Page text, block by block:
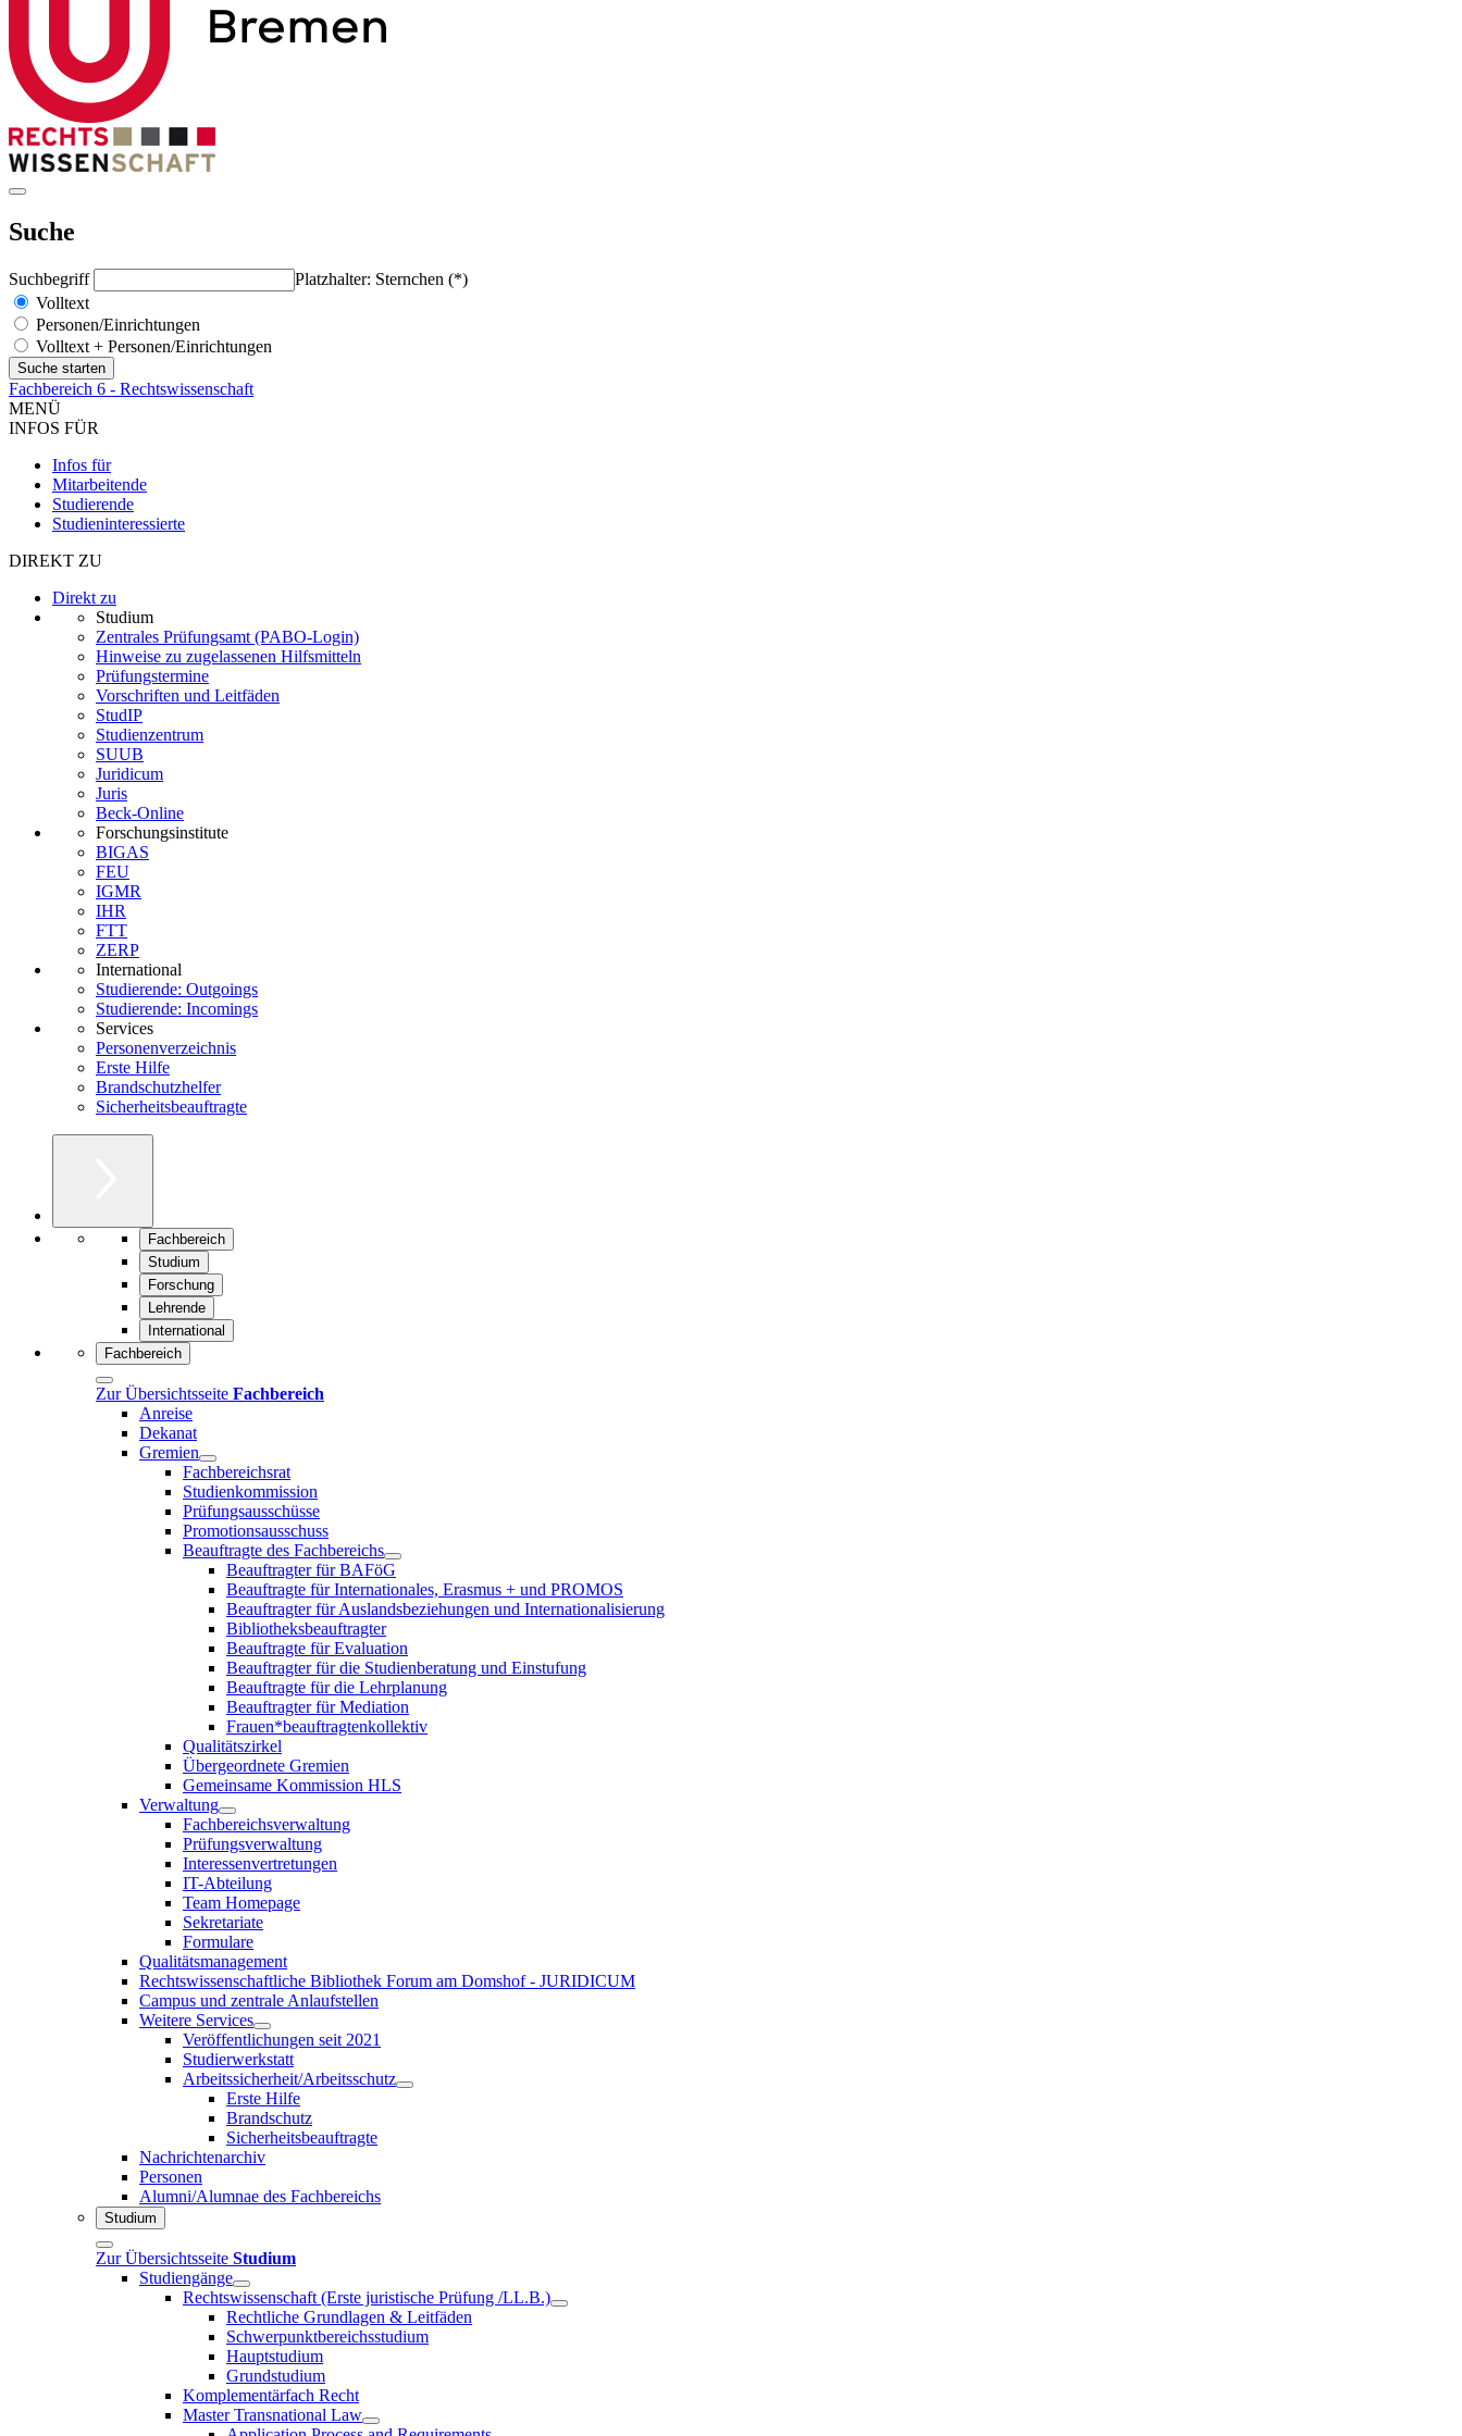
Suche
Suchbegriff
Platzhalter: Sternchen (*)
Volltext
Personen/Einrichtungen
Volltext + Personen/Einrichtungen
Fachbereich 6 - Rechtswissenschaft
MENÜ
INFOS FÜR
Infos für
Mitarbeitende
Studierende
Studieninteressierte
DIREKT ZU
Direkt zu
Studium
Zentrales Prüfungsamt (PABO-Login)
Hinweise zu zugelassenen Hilfsmitteln
Prüfungstermine
Vorschriften und Leitfäden
StudIP
Studienzentrum
SUUB
Juridicum
Juris
Beck-Online
Forschungsinstitute
BIGAS
FEU
IGMR
IHR
FTT
ZERP
International
Studierende: Outgoings
Studierende: Incomings
Services
Personenverzeichnis
Erste Hilfe
Brandschutzhelfer
Sicherheitsbeauftragte
Fachbereich
Studium
Forschung
Lehrende
International
Fachbereich
Zur Übersichtsseite Fachbereich
Anreise
Dekanat
Gremien
Fachbereichsrat
Studienkommission
Prüfungsausschüsse
Promotionsausschuss
Beauftragte des Fachbereichs
Beauftragter für BAFöG
Beauftragte für Internationales, Erasmus + und PROMOS
Beauftragter für Auslandsbeziehungen und Internationalisierung
Bibliotheksbeauftragter
Beauftragte für Evaluation
Beauftragter für die Studienberatung und Einstufung
Beauftragte für die Lehrplanung
Beauftragter für Mediation
Frauen*beauftragtenkollektiv
Qualitätszirkel
Übergeordnete Gremien
Gemeinsame Kommission HLS
Verwaltung
Fachbereichsverwaltung
Prüfungsverwaltung
Interessenvertretungen
IT-Abteilung
Team Homepage
Sekretariate
Formulare
Qualitätsmanagement
Rechtswissenschaftliche Bibliothek Forum am Domshof - JURIDICUM
Campus und zentrale Anlaufstellen
Weitere Services
Veröffentlichungen seit 2021
Studierwerkstatt
Arbeitssicherheit/Arbeitsschutz
Erste Hilfe
Brandschutz
Sicherheitsbeauftragte
Nachrichtenarchiv
Personen
Alumni/Alumnae des Fachbereichs
Studium
Zur Übersichtsseite Studium
Studiengänge
Rechtswissenschaft (Erste juristische Prüfung /LL.B.)
Rechtliche Grundlagen & Leitfäden
Schwerpunktbereichsstudium
Hauptstudium
Grundstudium
Komplementärfach Recht
Master Transnational Law